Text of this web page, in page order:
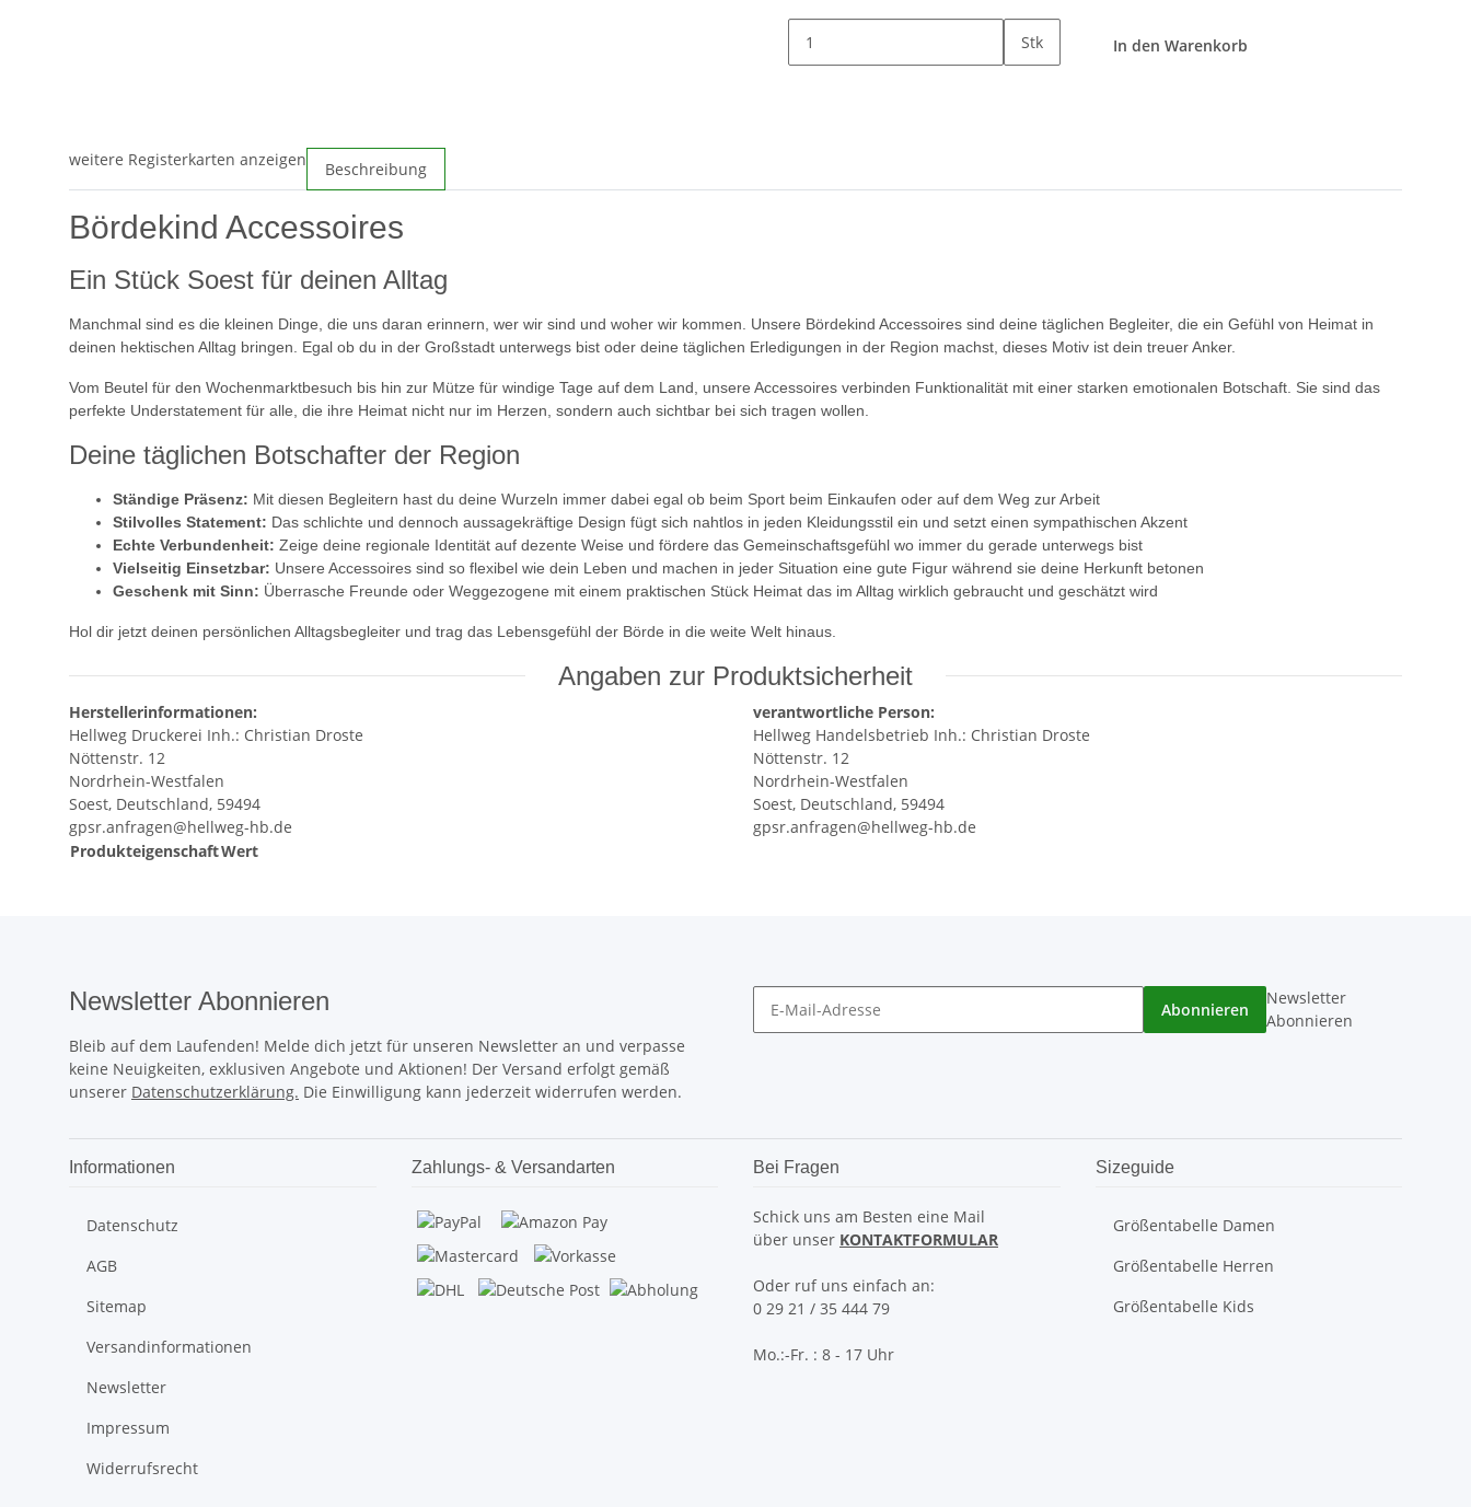
Stk In den Warenkorb
weitere Registerkarten anzeigen Beschreibung
Bördekind Accessoires
Ein Stück Soest für deinen Alltag
Manchmal sind es die kleinen Dinge, die uns daran erinnern, wer wir sind und woher wir kommen. Unsere Bördekind Accessoires sind deine täglichen Begleiter, die ein Gefühl von Heimat in
deinen hektischen Alltag bringen. Egal ob du in der Großstadt unterwegs bist oder deine täglichen Erledigungen in der Region machst, dieses Motiv ist dein treuer Anker.
Vom Beutel für den Wochenmarktbesuch bis hin zur Mütze für windige Tage auf dem Land, unsere Accessoires verbinden Funktionalität mit einer starken emotionalen Botschaft. Sie sind das
perfekte Understatement für alle, die ihre Heimat nicht nur im Herzen, sondern auch sichtbar bei sich tragen wollen.
Deine täglichen Botschafter der Region
Ständige Präsenz: Mit diesen Begleitern hast du deine Wurzeln immer dabei egal ob beim Sport beim Einkaufen oder auf dem Weg zur Arbeit
Stilvolles Statement: Das schlichte und dennoch aussagekräftige Design fügt sich nahtlos in jeden Kleidungsstil ein und setzt einen sympathischen Akzent
Echte Verbundenheit: Zeige deine regionale Identität auf dezente Weise und fördere das Gemeinschaftsgefühl wo immer du gerade unterwegs bist
Vielseitig Einsetzbar: Unsere Accessoires sind so flexibel wie dein Leben und machen in jeder Situation eine gute Figur während sie deine Herkunft betonen
Geschenk mit Sinn: Überrasche Freunde oder Weggezogene mit einem praktischen Stück Heimat das im Alltag wirklich gebraucht und geschätzt wird
Hol dir jetzt deinen persönlichen Alltagsbegleiter und trag das Lebensgefühl der Börde in die weite Welt hinaus.
Angaben zur Produktsicherheit
Herstellerinformationen:
Hellweg Druckerei Inh.: Christian Droste
Nöttenstr. 12
Nordrhein-Westfalen
Soest, Deutschland, 59494
gpsr.anfragen@hellweg-hb.de
verantwortliche Person:
Hellweg Handelsbetrieb Inh.: Christian Droste
Nöttenstr. 12
Nordrhein-Westfalen
Soest, Deutschland, 59494
gpsr.anfragen@hellweg-hb.de
ProdukteigenschaftWert
Newsletter Abonnieren
Bleib auf dem Laufenden! Melde dich jetzt für unseren Newsletter an und verpasse
keine Neuigkeiten, exklusiven Angebote und Aktionen! Der Versand erfolgt gemäß
unserer Datenschutzerklärung. Die Einwilligung kann jederzeit widerrufen werden.
Abonnieren
Newsletter
Abonnieren
Informationen
Datenschutz
AGB
Sitemap
Versandinformationen
Newsletter
Impressum
Widerrufsrecht
Zahlungs- & Versandarten Bei Fragen
Schick uns am Besten eine Mail
über unser KONTAKTFORMULAR
Oder ruf uns einfach an:
0 29 21 / 35 444 79
Mo.:-Fr. : 8 - 17 Uhr
Sizeguide
Größentabelle Damen
Größentabelle Herren
Größentabelle Kids